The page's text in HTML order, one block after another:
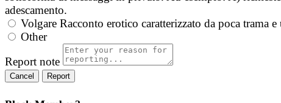
adescamento.
Volgare Racconto erotico caratterizzato da poca trama
Other
Report note
Report